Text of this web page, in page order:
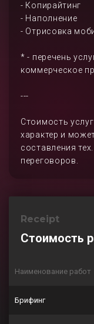
- Копирайтинг
- Наполнение
- Отрисовка
* - перечень
коммерческое
---
Стоимость
характер и
составления
переговоров.
Receipt
Стоимость
Наименование работ
Брифинг